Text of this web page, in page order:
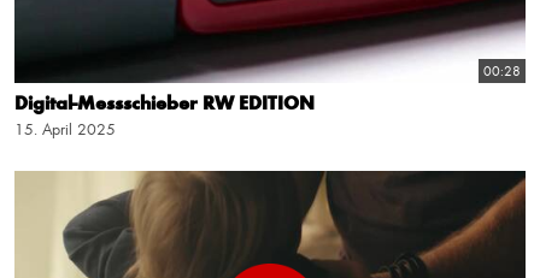
00:28
Digital-Messschieber RW EDITION
15. April 2025